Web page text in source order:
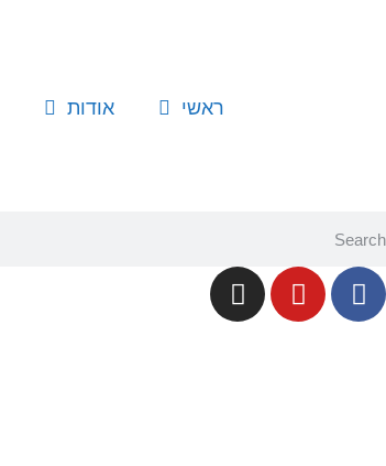
ראשי אודות